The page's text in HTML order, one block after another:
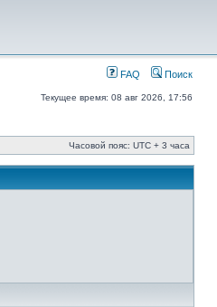
FAQ Поиск
Текущее время: 08 авг 2026, 17:56
Часовой пояс: UTC + 3 часа